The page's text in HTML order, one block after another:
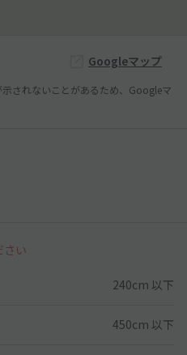
Googleマップ
されないことがあるため、Googleマ
い
240cm 以下
450cm 以下